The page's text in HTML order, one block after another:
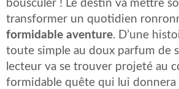
bousculer ! Le destin va mettre
transformer un quotidien
formidable aventure. D’une
toute simple au doux parfum de
lecteur va se trouver projeté au
formidable quête qui lui donnera